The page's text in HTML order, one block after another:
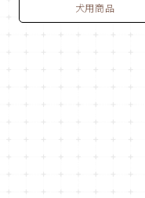
犬用商品